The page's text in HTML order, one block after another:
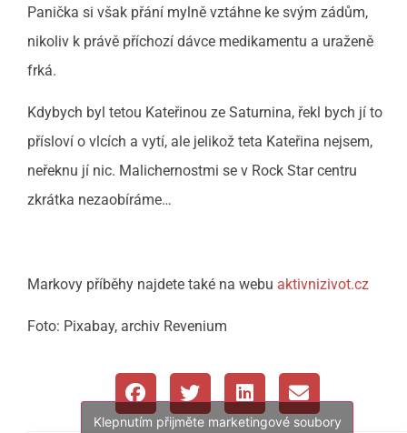
Panička si však přání mylně vztáhne ke svým zádům,
nikoliv k právě příchozí dávce medikamentu a uraženě
frká.
Kdybych byl tetou Kateřinou ze Saturnina, řekl bych jí to
přísloví o vlcích a vytí, ale jelikož teta Kateřina nejsem,
neřeknu jí nic. Malichernostmi se v Rock Star centru
zkrátka nezaobíráme…
Markovy příběhy najdete také na webu aktivnizivot.cz
Foto: Pixabay, archiv Revenium
Klepnutím přijměte marketingové soubory